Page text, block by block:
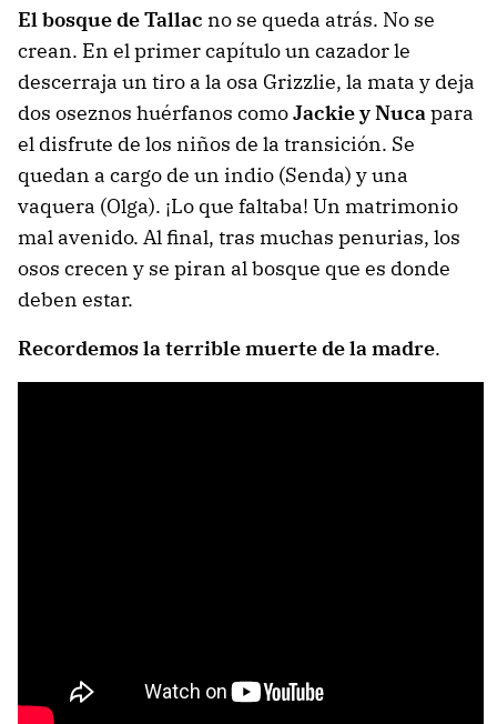
El bosque de Tallac no se queda atrás. No se
crean. En el primer capítulo un cazador le
descerraja un tiro a la osa Grizzlie, la mata y deja
dos oseznos huérfanos comoJackie y Nucapara
el disfrute de los niños de la transición. Se
quedan a cargo de un indio (Senda) y una
vaquera (Olga). ¡Lo que faltaba! Un matrimonio
mal avenido. Al final, tras muchas penurias, los
osos crecen y se piran al bosque que es donde
deben estar.
Recordemos la terrible muerte de la madre.